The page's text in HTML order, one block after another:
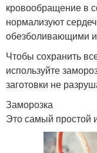
кровообращение в
нормализуют
обезболивающими
Чтобы сохранить
используйте
заготовки не
Заморозка
Это самый простой